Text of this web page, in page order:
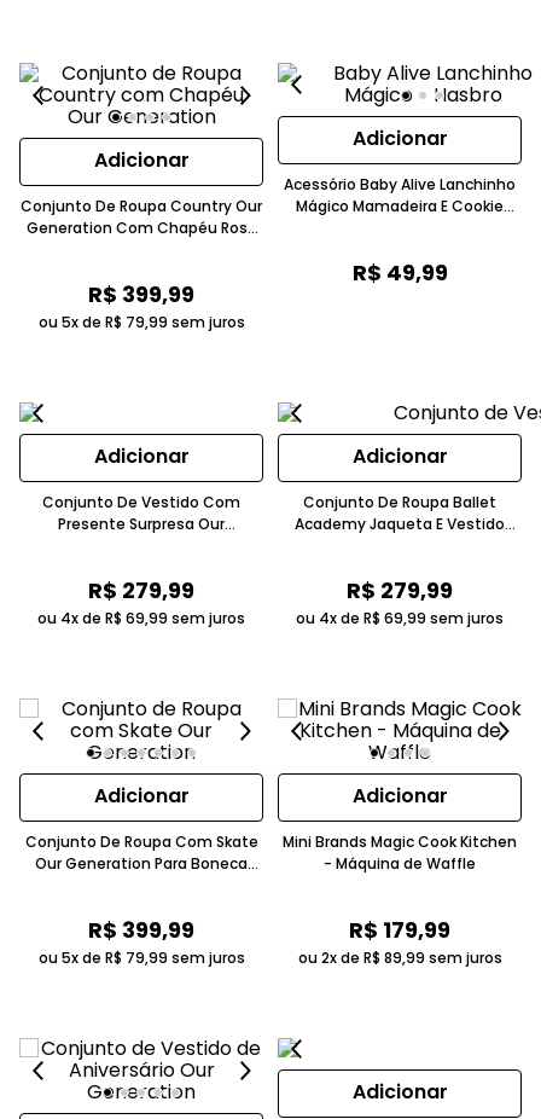
Adicionar
Conjunto De Roupa Country Our
Generation Com Chapéu Rosa
R$ 399,99
ou 5x de R$ 79,99 sem juros
Adicionar
Acessório Baby Alive Lanchinho
Mágico Mamadeira E Cookie
R$ 49,99
Adicionar
Conjunto De Vestido Com
Presente Surpresa Our
R$ 279,99
ou 4x de R$ 69,99 sem juros
Adicionar
Conjunto De Roupa Ballet
Academy Jaqueta E Vestido
R$ 279,99
ou 4x de R$ 69,99 sem juros
Adicionar
Conjunto De Roupa Com Skate
Our Generation Para Boneca
R$ 399,99
ou 5x de R$ 79,99 sem juros
Adicionar
Mini Brands Magic Cook Kitchen
- Máquina de Waffle
R$ 179,99
ou 2x de R$ 89,99 sem juros
Adicionar